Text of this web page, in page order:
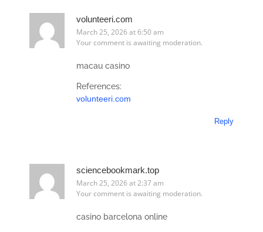
volunteeri.com
March 25, 2026 at 6:50 am
Your comment is awaiting moderation.
macau casino
References:
volunteeri.com
Reply
sciencebookmark.top
March 25, 2026 at 2:37 am
Your comment is awaiting moderation.
casino barcelona online